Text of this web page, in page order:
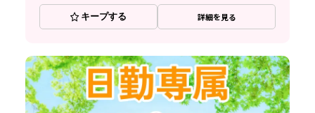
キープする 詳細を見る